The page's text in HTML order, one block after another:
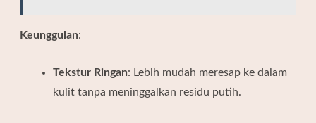
Keunggulan:
Tekstur Ringan: Lebih mudah meresap ke dalam
kulit tanpa meninggalkan residu putih.